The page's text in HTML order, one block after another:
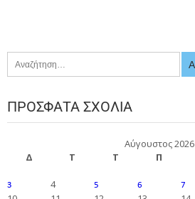
ΠΡΌΣΦΑΤΑ ΣΧΌΛΙΑ
Αύγουστος 2026
Δ
Τ Τ Π
3 4 5 6 7